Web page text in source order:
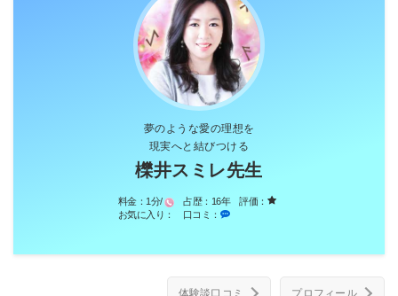
夢のような愛の理想を
現実へと結びつける
櫟井スミレ先生
料金： 1分/ 占歴： 16年
評価：
お気に入り：
口コミ：
体験談口コミ プロフィール